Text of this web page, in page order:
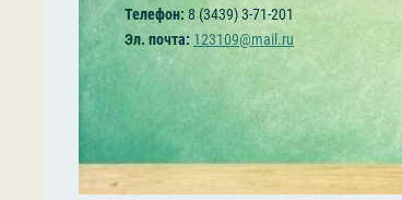
Телефон: 8 (3439) 3-71-201
Эл. почта: 123109@mail.ru